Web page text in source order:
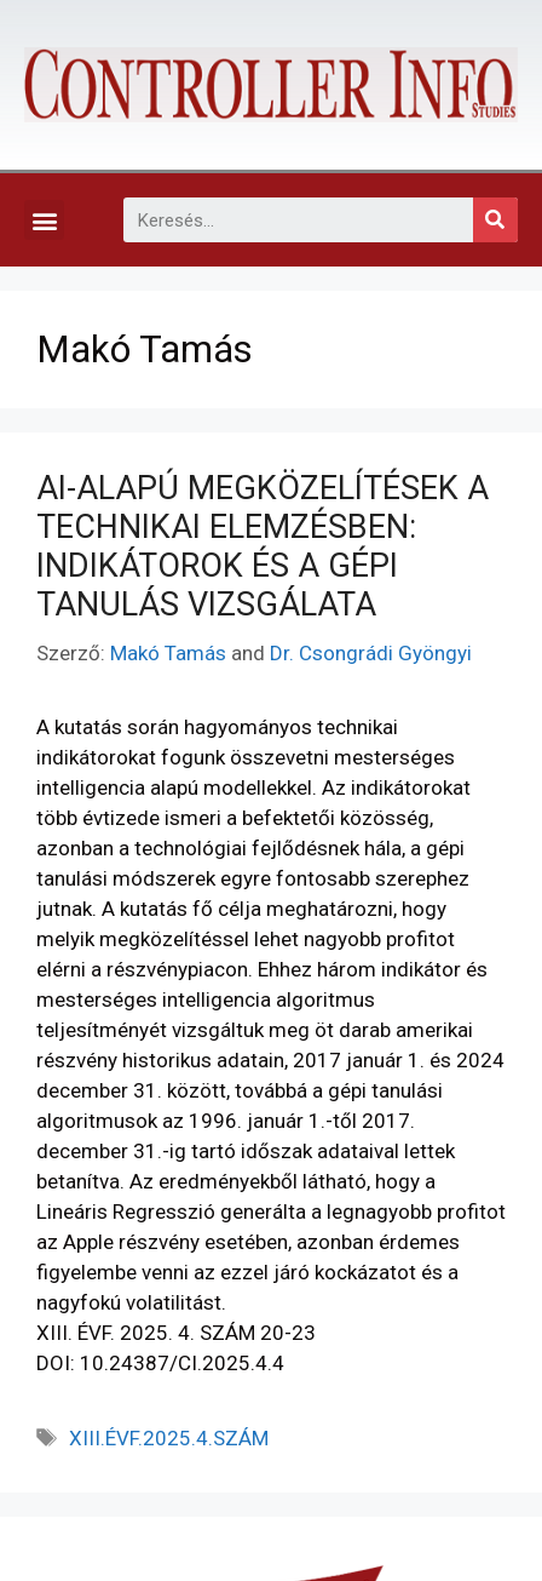
Makó Tamás
AI-ALAPÚ MEGKÖZELÍTÉSEK A
TECHNIKAI ELEMZÉSBEN:
INDIKÁTOROK ÉS A GÉPI
TANULÁS VIZSGÁLATA
Szerző: Makó Tamás and Dr. Csongrádi Gyöngyi
A kutatás során hagyományos technikai
indikátorokat fogunk összevetni mesterséges
intelligencia alapú modellekkel. Az indikátorokat
több évtizede ismeri a befektetői közösség,
azonban a technológiai fejlődésnek hála, a gépi
tanulási módszerek egyre fontosabb szerephez
jutnak. A kutatás fő célja meghatározni, hogy
melyik megközelítéssel lehet nagyobb profitot
elérni a részvénypiacon. Ehhez három indikátor és
mesterséges intelligencia algoritmus
teljesítményét vizsgáltuk meg öt darab amerikai
részvény historikus adatain, 2017 január 1. és 2024
december 31. között, továbbá a gépi tanulási
algoritmusok az 1996. január 1.-től 2017.
december 31.-ig tartó időszak adataival lettek
betanítva. Az eredményekből látható, hogy a
Lineáris Regresszió generálta a legnagyobb profitot
az Apple részvény esetében, azonban érdemes
figyelembe venni az ezzel járó kockázatot és a
nagyfokú volatilitást.
XIII. ÉVF. 2025. 4. SZÁM 20-23
DOI: 10.24387/CI.2025.4.4
XIII.ÉVF.2025.4.SZÁM